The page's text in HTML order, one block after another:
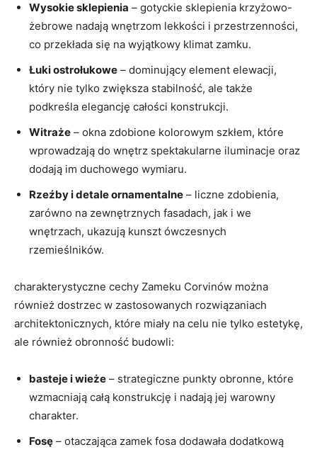
Wysokie sklepienia – gotyckie sklepienia krzyżowo-
żebrowe nadają wnętrzom lekkości i przestrzenności,
co przekłada się na wyjątkowy klimat zamku.
Łuki ostrołukowe – dominujący element elewacji,
który nie tylko zwiększa stabilność, ale także
podkreśla elegancję całości konstrukcji.
Witraże – okna zdobione kolorowym szkłem, które
wprowadzają do wnętrz spektakularne iluminacje oraz
dodają im duchowego wymiaru.
Rzeźby i detale ornamentalne – liczne zdobienia,
zarówno na zewnętrznych fasadach, jak i we
wnętrzach, ukazują kunszt ówczesnych
rzemieślników.
charakterystyczne cechy Zameku Corvinów można
również dostrzec w zastosowanych rozwiązaniach
architektonicznych, które miały na celu nie tylko estetykę,
ale również obronność budowli:
basteje i wieże – strategiczne punkty obronne, które
wzmacniają całą konstrukcję i nadają jej warowny
charakter.
Fosę – otaczająca zamek fosa dodawała dodatkową